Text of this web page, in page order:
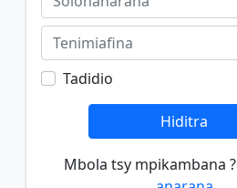
Tadidio
Hiditra
Mbola tsy mpikambana ?